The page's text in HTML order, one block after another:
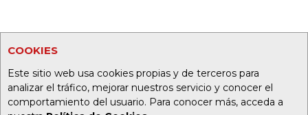
COOKIES
Este sitio web usa cookies propias y de terceros para
analizar el tráfico, mejorar nuestros servicio y conocer el
comportamiento del usuario. Para conocer más, acceda a